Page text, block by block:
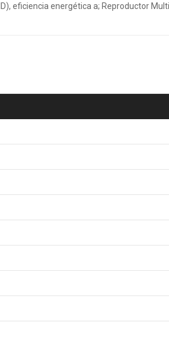
eficiencia energética a; Reproductor